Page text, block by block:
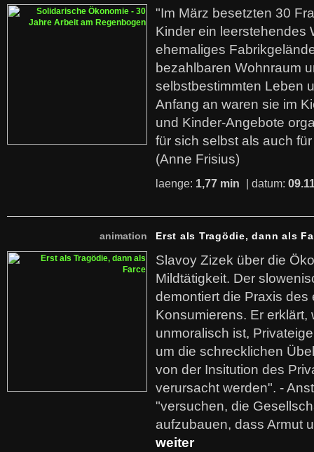
"Im März besetzten 30
Kinder ein leerstehendes
ehemaliges
bezahlbaren Wohnraum
selbstbestimmten Leben
Anfang an waren sie im
und Kinder-Angebote
für sich selbst als auch
(Anne Frisius)
laenge: 1,77 min | datum:
animation Erst als Tragödie, dann als
Slavoy Zizek über die
Mildtätigkeit. Der
demontiert die Praxis des
Konsumierens. Er erklärt,
unmoralisch ist,
um die schrecklichen
von der Insitution des
verursacht werden". -
"versuchen, die
aufzubauen, dass Armut
weiter